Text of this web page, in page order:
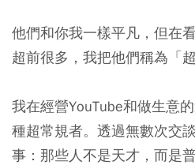
他們和你我一樣平凡，但在
超前很多，我把他們稱為「超
我在經營YouTube和做生意
種超常規者。透過無數次交
事：那些人不是天才，而是